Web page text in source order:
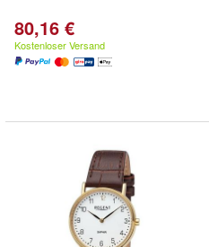
80,16 €
Kostenloser Versand